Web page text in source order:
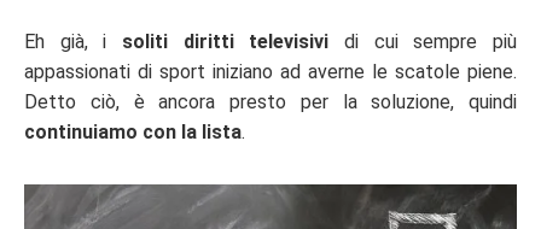
Eh già, i soliti diritti televisivi di cui sempre più
appassionati di sport iniziano ad averne le scatole piene.
Detto ciò, è ancora presto per la soluzione, quindi
continuiamo con la lista.